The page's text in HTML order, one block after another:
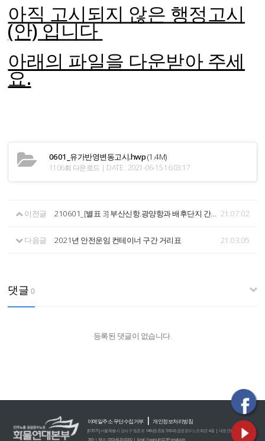
아직 고시되지 않은 행정고시
(안) 입니다
아래의 파일을 다운받아 주세
요.
0601_유가반영변동고시.hwp(1.4M)
1106회 다운로드 | DATE : 2021-06-15 16:03:17
이전글 210601_[별표 3] 부산신항.광양항과 배후단지 간 컨테이너 안전운임, 제주 지역 시멘트 안전운임 21.07.02
다음글 2021년 안전운임 컨테이너 구간 거리표 21.03.05
댓글 0
등록된 댓글이 없습니다.
이메일주소 무단수집거부|개인정보처리방침
[07671] 서울특별시 강서구 등촌로 149 (등촌동 560-6) 공공운수노조회관 4층 | 대표전화 : 02)2635-0
789 | FAX : 050)4926-0060 | E-mail : hwamul1027@gmail.com